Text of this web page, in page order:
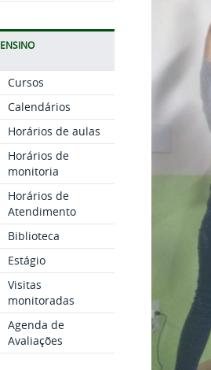
ENSINO
Cursos
Calendários
Horários de aulas
Horários de
monitoria
Horários de
Atendimento
Biblioteca
Estágio
Visitas
monitoradas
Agenda de
Avaliações